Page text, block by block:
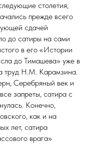
столетия,
прежде всего
сдачей
до сатиры на сами
в его «Истории
до Тимашева» уже в
труд Н.М. Карамзина.
Серебряный век и
запреты, сатира с
Конечно,
как и на
лет, сатира
врага»